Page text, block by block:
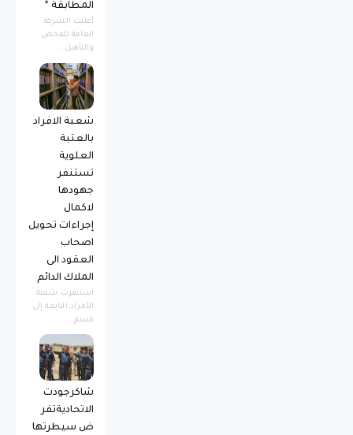
المطابقة *
أعلنت الشركة
العامة للفحص
والتأهيل...
شعبة الافراد
بالعتبة
العلوية
تستنفر
جهودها
لاكمال
إجراءات تحويل
اصحاب
العقود الى
الملاك الدائم
استنفرت شعبة
الأفراد التابعة إلى
قسم...
شاكرجودت
الاتحاديةتفر
ض سيطرتها